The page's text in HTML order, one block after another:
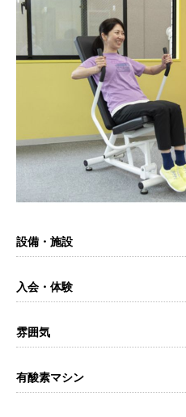
設備・施設
入会・体験
雰囲気
有酸素マシン